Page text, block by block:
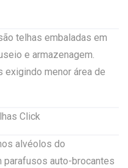
telhas embaladas em
e armazenagem.
menor área de
Click
alvéolos do
parafusos auto-brocantes